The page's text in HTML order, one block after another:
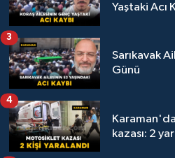
Yaştaki Acı
Sarıkavak
Günü
3
kazası: 2
4